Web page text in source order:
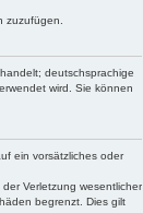
zuzufügen.
deutschsprachige
wird. Sie können
ein vorsätzliches oder
Verletzung wesentlicher
begrenzt. Dies gilt